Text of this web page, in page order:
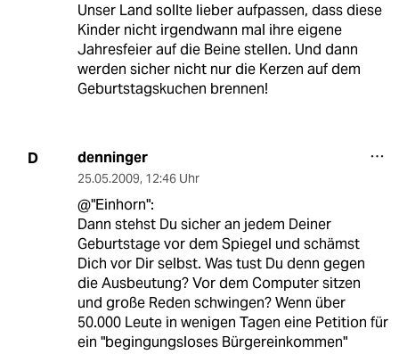
Unser Land sollte lieber aufpassen, dass diese
Kinder nicht irgendwann mal ihre eigene
Jahresfeier auf die Beine stellen. Und dann
werden sicher nicht nur die Kerzen auf dem
Geburtstagskuchen brennen!
D denninger
25.05.2009, 12:46 Uhr
@"Einhorn":
Dann stehst Du sicher an jedem Deiner
Geburtstage vor dem Spiegel und schämst
Dich vor Dir selbst. Was tust Du denn gegen
die Ausbeutung? Vor dem Computer sitzen
und große Reden schwingen? Wenn über
50.000 Leute in wenigen Tagen eine Petition für
ein "begingungsloses Bürgereinkommen"